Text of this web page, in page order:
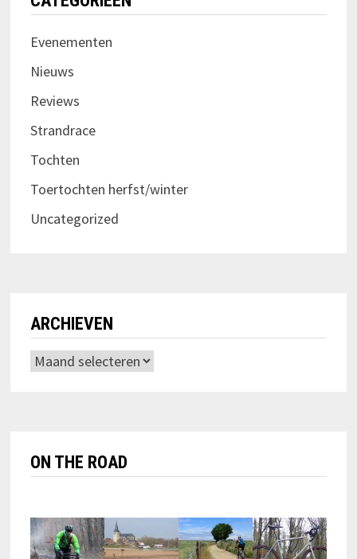
Evenementen
Nieuws
Reviews
Strandrace
Tochten
Toertochten herfst/winter
Uncategorized
ARCHIEVEN
Archieven
ON THE ROAD